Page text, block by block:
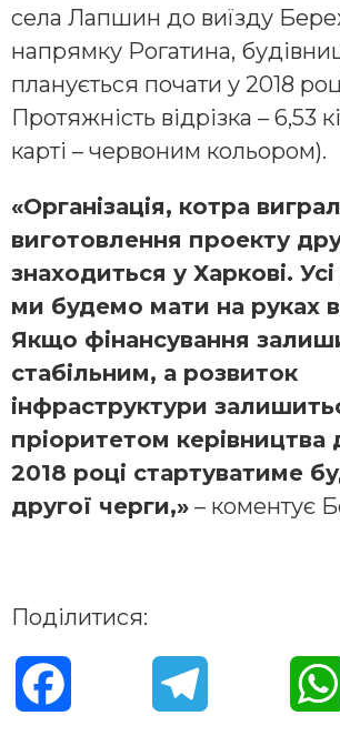
села Лапшин до виїзду
напрямку Рогатина,
планується почати у 2018
Протяжність відрізка – 6,53
карті – червоним кольором).
«Організація, котра
виготовлення проекту
знаходиться у Харкові.
ми будемо мати на руках
Якщо фінансування
стабільним, а розвиток
інфраструктури
пріоритетом керівництва
2018 році стартуватиме
другої черги,» – коментує
Поділитися: